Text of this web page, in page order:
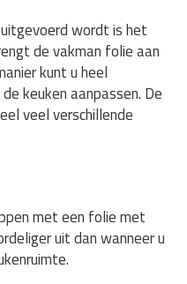
wordt is het
de vakman folie aan
kunt u heel
keuken aanpassen. De
veel verschillende
met een folie met
uit dan wanneer u